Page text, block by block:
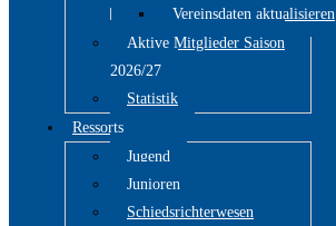
Vereinsdaten aktualisieren
Aktive Mitglieder Saison
2026/27
Statistik
Ressorts
Jugend
Junioren
Schiedsrichterwesen